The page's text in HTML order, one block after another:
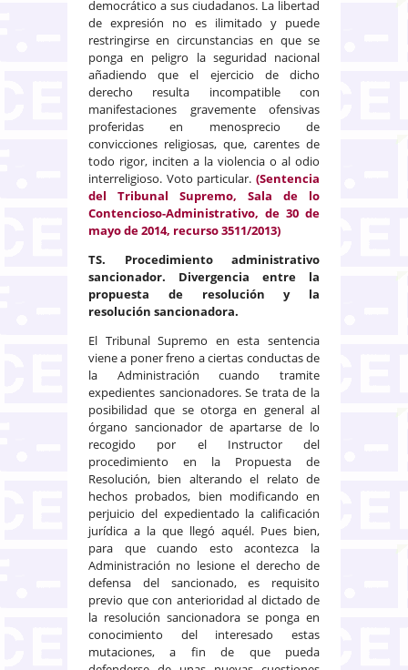
democrático a sus ciudadanos. La libertad
de expresión no es ilimitado y puede
restringirse en circunstancias en que se
ponga en peligro la seguridad nacional
añadiendo que el ejercicio de dicho
derecho resulta incompatible con
manifestaciones gravemente ofensivas
proferidas en menosprecio de
convicciones religiosas, que, carentes de
todo rigor, inciten a la violencia o al odio
interreligioso. Voto particular. (Sentencia
del Tribunal Supremo, Sala de lo
Contencioso-Administrativo, de 30 de
mayo de 2014, recurso 3511/2013)
TS. Procedimiento administrativo
sancionador. Divergencia entre la
propuesta de resolución y la
resolución sancionadora.
El Tribunal Supremo en esta sentencia
viene a poner freno a ciertas conductas de
la Administración cuando tramite
expedientes sancionadores. Se trata de la
posibilidad que se otorga en general al
órgano sancionador de apartarse de lo
recogido por el Instructor del
procedimiento en la Propuesta de
Resolución, bien alterando el relato de
hechos probados, bien modificando en
perjuicio del expedientado la calificación
jurídica a la que llegó aquél. Pues bien,
para que cuando esto acontezca la
Administración no lesione el derecho de
defensa del sancionado, es requisito
previo que con anterioridad al dictado de
la resolución sancionadora se ponga en
conocimiento del interesado estas
mutaciones, a fin de que pueda